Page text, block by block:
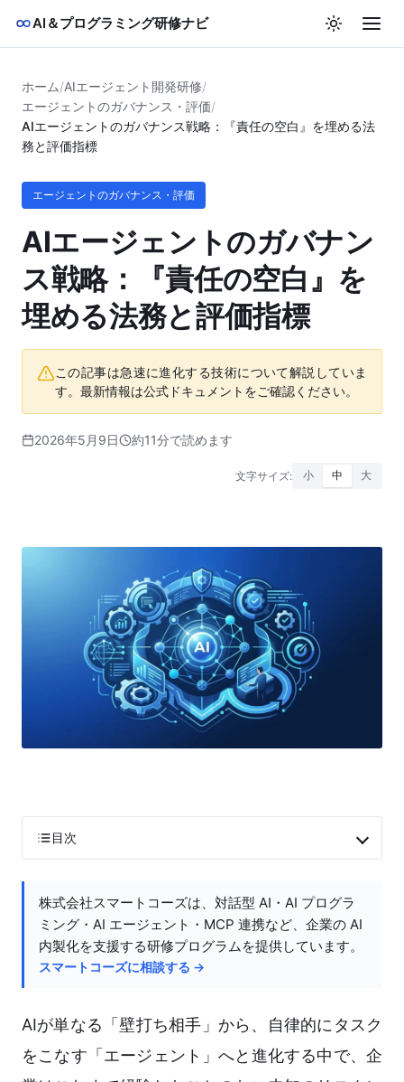
AI＆プログラミング研修ナビ
ホーム/AIエージェント開発研修/
エージェントのガバナンス・評価/
AIエージェントのガバナンス戦略：『責任の空白』を埋める法
務と評価指標
エージェントのガバナンス・評価
AIエージェントのガバナン
ス戦略：『責任の空白』を
埋める法務と評価指標
この記事は急速に進化する技術について解説していま
す。最新情報は公式ドキュメントをご確認ください。
2026年5月9日 約11分で読めます
文字サイズ: 小 中 大
目次
株式会社スマートコーズは、対話型 AI・AI プログラ
ミング・AI エージェント・MCP 連携など、企業の AI
内製化を支援する研修プログラムを提供しています。
スマートコーズに相談する →
AIが単なる「壁打ち相手」から、自律的にタスク
をこなす「エージェント」へと進化する中で、企